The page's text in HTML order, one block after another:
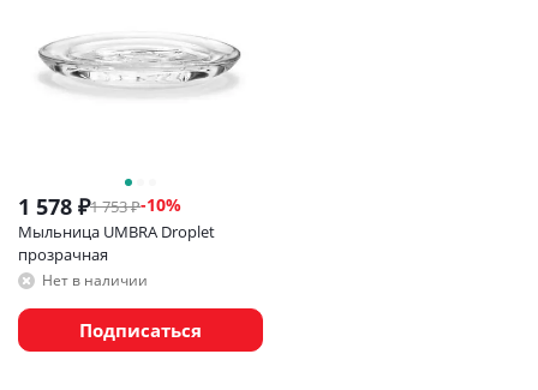
1 578 ₽1 753₽-10%
Мыльница UMBRA Droplet
прозрачная
Нет в наличии
Подписаться